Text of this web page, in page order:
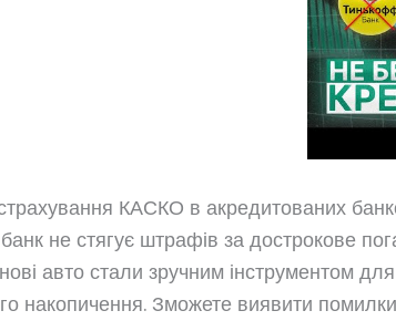
КАСКО в акредитованих
не стягує штрафів за дострокове
авто стали зручним інструментом
накопичення. Зможете виявити